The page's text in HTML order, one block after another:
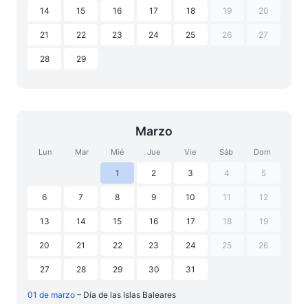
14 15 16 17 18 19 20
21 22 23 24 25 26 27
28 29
Marzo
Lun Mar Mié Jue Vie Sáb Dom
1 2 3 4 5
6 7 8 9 10 11 12
13 14 15 16 17 18 19
20 21 22 23 24 25 26
27 28 29 30 31
01 de marzo – Día de las Islas Baleares